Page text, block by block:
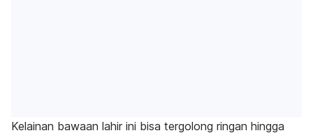
Kelainan bawaan lahir ini bisa tergolong ringan hingga